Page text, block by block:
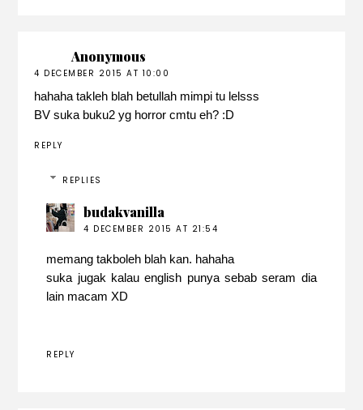
Anonymous
4 DECEMBER 2015 AT 10:00
hahaha takleh blah betullah mimpi tu lelsss
BV suka buku2 yg horror cmtu eh? :D
REPLY
REPLIES
budakvanilla
4 DECEMBER 2015 AT 21:54
memang takboleh blah kan. hahaha
suka jugak kalau english punya sebab seram dia
lain macam XD
REPLY